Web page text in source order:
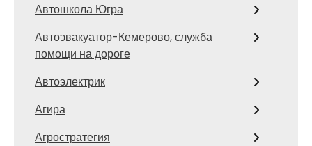
Автошкола Югра
Автоэвакуатор-Кемерово, служба
помощи на дороге
Автоэлектрик
Агира
Агростратегия